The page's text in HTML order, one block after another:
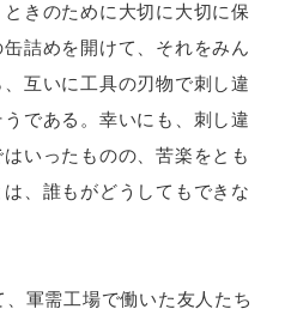
きのために大切に大切に保
詰めを開けて、それをみん
互いに工具の刃物で刺し違
である。幸いにも、刺し違
いったものの、苦楽をとも
、誰もがどうしてもできな
軍需工場で働いた友人たち